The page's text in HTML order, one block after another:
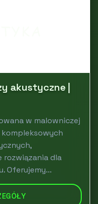
akustyczne |
w malowniczej
kompleksowych
rozwiązania dla
Oferujemy...